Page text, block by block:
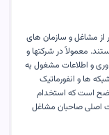
مشاغل و سازمان های
معمولاً در شرکتها و
و اطلاعات مشغول به
ها و انفورماتیک
است که استخدام
اصلی صاحبان مشاغل